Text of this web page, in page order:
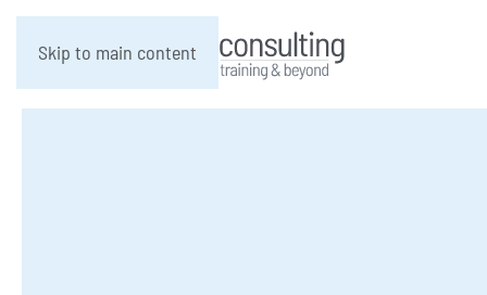
Skip to main content